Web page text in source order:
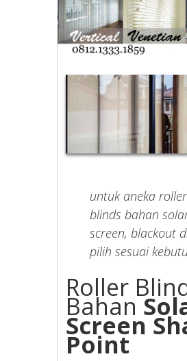
untuk aneka roller
blinds bahan
screen, blackout
pilih sesuai
Roller
Bahan
Screen
Point